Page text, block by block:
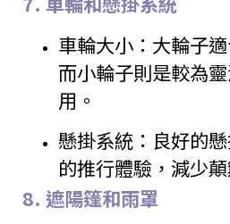
車輪大小：大輪子
而小輪子則是較為
用。
懸掛系統：良好的
的推行體驗，減少
8. 遮陽篷和雨罩